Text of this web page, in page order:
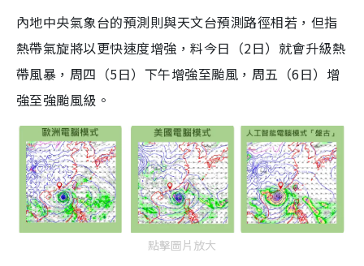
內地中央氣象台的預測則與天文台預測路徑相若，但指
熱帶氣旋將以更快速度增強，料今日（2日）就會升級熱
帶風暴，周四（5日）下午增強至颱風，周五（6日）增
強至強颱風級。
點擊圖片放大